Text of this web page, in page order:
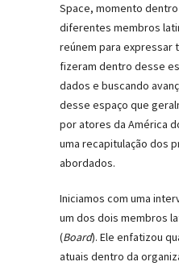
Space, momento dentro
diferentes membros
reúnem para expressar
fizeram dentro desse
dados e buscando
desse espaço que
por atores da América
uma recapitulação dos
abordados.
Iniciamos com uma
um dos dois membros
(Board). Ele enfatizou
atuais dentro da